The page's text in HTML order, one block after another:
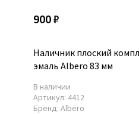
900 ₽
Наличник плоский
эмаль Albero 83 мм
В наличии
Артикул: 4412
Бренд: Albero